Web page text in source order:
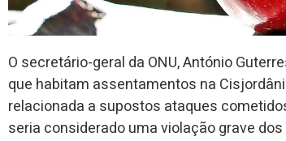
O secretário-geral da ONU, António
que habitam assentamentos na
relacionada a supostos ataques
seria considerado uma violação grave